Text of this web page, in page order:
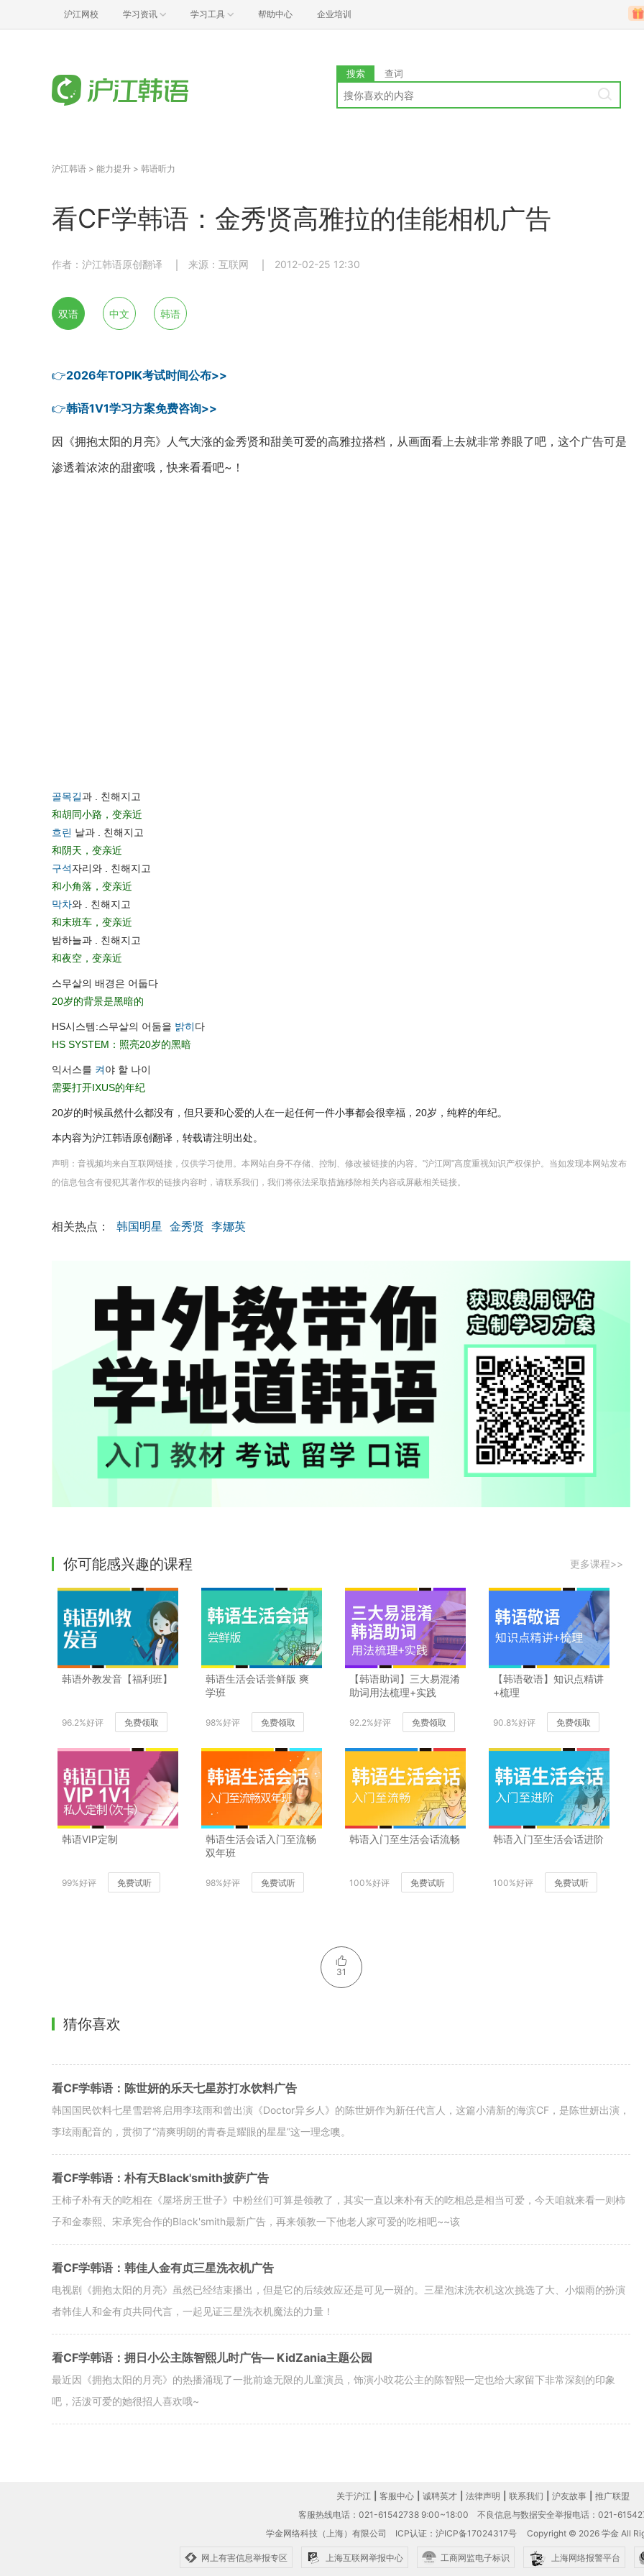
沪江网校 学习资讯 学习工具 帮助中心 企业培训
搜索 查词
沪江韩语 > 能力提升 > 韩语听力
看CF学韩语：金秀贤高雅拉的佳能相机广告
作者：沪江韩语原创翻译 来源：互联网 2012-02-25 12:30
双语 中文 韩语
👉2026年TOPIK考试时间公布>>
👉韩语1V1学习方案免费咨询>>
因《拥抱太阳的月亮》人气大涨的金秀贤和甜美可爱的高雅拉搭档，从画面看上去就非常养眼了吧，这个广告可是
渗透着浓浓的甜蜜哦，快来看看吧~！
골목길과 . 친해지고
和胡同小路，变亲近
흐린 날과 . 친해지고
和阴天，变亲近
구석자리와 . 친해지고
和小角落，变亲近
막차와 . 친해지고
和末班车，变亲近
밤하늘과 . 친해지고
和夜空，变亲近
스무살의 배경은 어둡다
20岁的背景是黑暗的
HS시스템:스무살의 어둠을 밝히다
HS SYSTEM：照亮20岁的黑暗
익서스를 켜야 할 나이
需要打开IXUS的年纪
20岁的时候虽然什么都没有，但只要和心爱的人在一起任何一件小事都会很幸福，20岁，纯粹的年纪。
本内容为沪江韩语原创翻译，转载请注明出处。
声明：音视频均来自互联网链接，仅供学习使用。本网站自身不存储、控制、修改被链接的内容。"沪江网"高度重视知识产权保护。当如发现本网站发布
的信息包含有侵犯其著作权的链接内容时，请联系我们，我们将依法采取措施移除相关内容或屏蔽相关链接。
相关热点： 韩国明星 金秀贤 李娜英
你可能感兴趣的课程 更多课程>>
韩语外教发音【福利班】
96.2%好评 免费领取
韩语生活会话尝鲜版 爽
学班
98%好评 免费领取
【韩语助词】三大易混淆
助词用法梳理+实践
92.2%好评 免费领取
【韩语敬语】知识点精讲
+梳理
90.8%好评 免费领取
韩语VIP定制
99%好评 免费试听
韩语生活会话入门至流畅
双年班
98%好评 免费试听
韩语入门至生活会话流畅
100%好评 免费试听
韩语入门至生活会话进阶
100%好评 免费试听
31
猜你喜欢
看CF学韩语：陈世妍的乐天七星苏打水饮料广告
韩国国民饮料七星雪碧将启用李玹雨和曾出演《Doctor异乡人》的陈世妍作为新任代言人，这篇小清新的海滨CF，是陈世妍出演，
李玹雨配音的，贯彻了“清爽明朗的青春是耀眼的星星”这一理念噢。
看CF学韩语：朴有天Black'smith披萨广告
王柿子朴有天的吃相在《屋塔房王世子》中粉丝们可算是领教了，其实一直以来朴有天的吃相总是相当可爱，今天咱就来看一则柿
子和金泰熙、宋承宪合作的Black'smith最新广告，再来领教一下他老人家可爱的吃相吧~~该
看CF学韩语：韩佳人金有贞三星洗衣机广告
电视剧《拥抱太阳的月亮》虽然已经结束播出，但是它的后续效应还是可见一斑的。三星泡沫洗衣机这次挑选了大、小烟雨的扮演
者韩佳人和金有贞共同代言，一起见证三星洗衣机魔法的力量！
看CF学韩语：拥日小公主陈智熙儿时广告— KidZania主题公园
最近因《拥抱太阳的月亮》的热播涌现了一批前途无限的儿童演员，饰演小旼花公主的陈智熙一定也给大家留下非常深刻的印象
吧，活泼可爱的她很招人喜欢哦~
关于沪江 客服中心 诚聘英才 法律声明 联系我们 沪友故事
推广联盟
客服热线电话：021-61542738 9:00~18:00
不良信息与数据安全举报电话：021-
学金网络科技（上海）有限公司 ICP认证：沪ICP备17024317号 Copyright © 2026 学金 All
网上有害信息举报专区 上海互联网举报中心 工商网监电子标识 上海网络报警平台